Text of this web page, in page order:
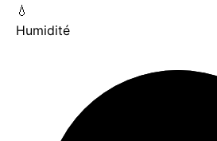
💧
Humidité